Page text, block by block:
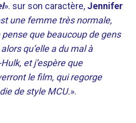
». sur son caractère, Jennifer
une femme très normale,
que beaucoup de gens
qu’elle a du mal à
et j’espère que
le film, qui regorge
de style MCU.».